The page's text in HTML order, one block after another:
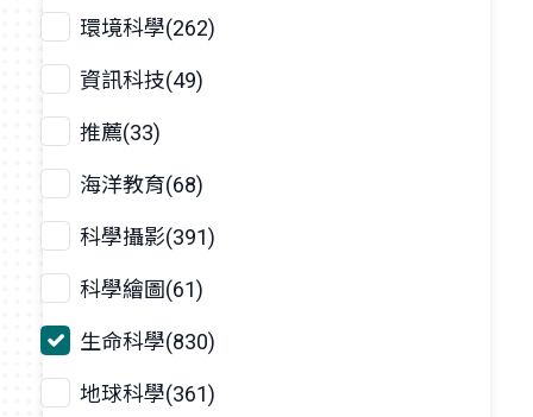
環境科學(262)
資訊科技(49)
推薦(33)
海洋教育(68)
科學攝影(391)
科學繪圖(61)
生命科學(830)
地球科學(361)